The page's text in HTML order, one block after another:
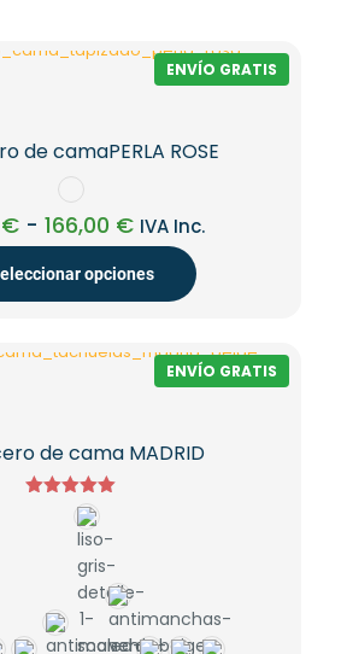
ENVÍO GRATIS
de camaPERLA ROSE
€ - 166,00 €Rango
de
precios:
desde
166,00 €
IVA Inc.
opciones
opciones
se
pueden
elegir
en
la
página
de
producto
ENVÍO GRATIS
de cama MADRID
Valorado
con
5.00
de 5